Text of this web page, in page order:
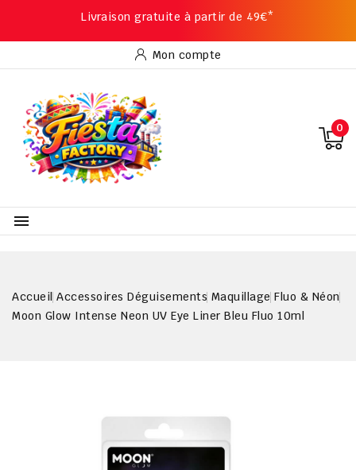
Livraison gratuite à partir de 49€*
Mon compte
0

Accueil Accessoires Déguisements Maquillage Fluo & Néon
Moon Glow Intense Neon UV Eye Liner Bleu Fluo 10ml